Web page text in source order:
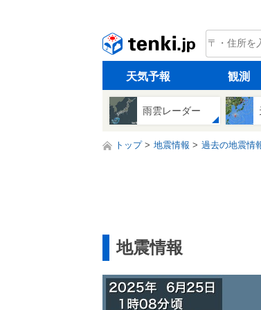
tenki.jp
天気予報 観測
雨雲レーダー
トップ 地震情報 過去の地震情
地震情報